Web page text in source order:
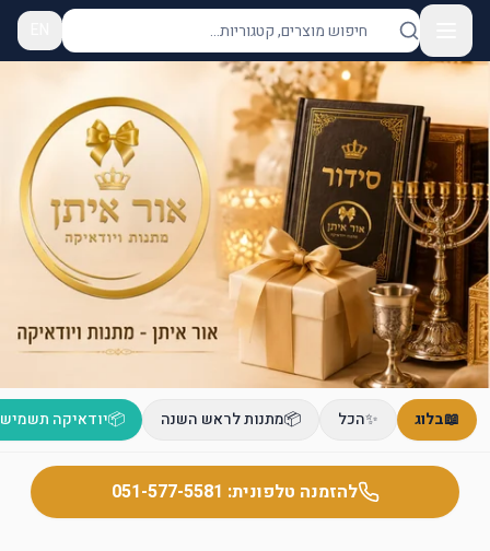
📖בלוג ✨הכל 📦מתנות לראש השנה 📦יודאיקה
להזמנה טלפונית: 051-577-5581